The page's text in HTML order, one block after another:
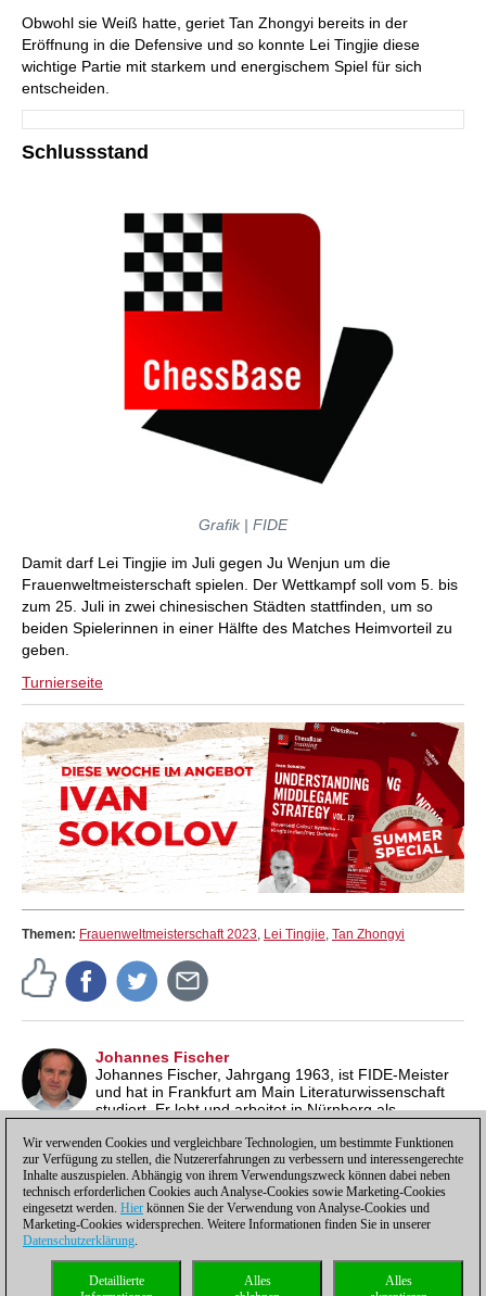
Obwohl sie Weiß hatte, geriet Tan Zhongyi bereits in der
Eröffnung in die Defensive und so konnte Lei Tingjie diese
wichtige Partie mit starkem und energischem Spiel für sich
entscheiden.
Schlussstand
Grafik | FIDE
Damit darf Lei Tingjie im Juli gegen Ju Wenjun um die
Frauenweltmeisterschaft spielen. Der Wettkampf soll vom 5. bis
zum 25. Juli in zwei chinesischen Städten stattfinden, um so
beiden Spielerinnen in einer Hälfte des Matches Heimvorteil zu
geben.
Turnierseite
Themen: Frauenweltmeisterschaft 2023, Lei Tingjie, Tan Zhongyi
Johannes Fischer
Johannes Fischer, Jahrgang 1963, ist FIDE-Meister
und hat in Frankfurt am Main Literaturwissenschaft
studiert. Er lebt und arbeitet in Nürnberg als
KARL und veröffentlicht auf seinem eigenen BlogSchöner
Schein"Notizen über Film, Literatur und Schach".
Datenschutzhinweis| Kontakt| |Lizenzen
Wir verwenden Cookies und vergleichbare Technologien, um bestimmte Funktionen
zur Verfügung zu stellen, die Nutzererfahrungen zu verbessern und interessengerechte
Inhalte auszuspielen. Abhängig von ihrem Verwendungszweck können dabei neben
technisch erforderlichen Cookies auch Analyse-Cookies sowie Marketing-Cookies
eingesetzt werden. Hier können Sie der Verwendung von Analyse-Cookies und
Marketing-Cookies widersprechen. Weitere Informationen finden Sie in unserer
Datenschutzerklärung.
Alles
Alles
Detaillierte